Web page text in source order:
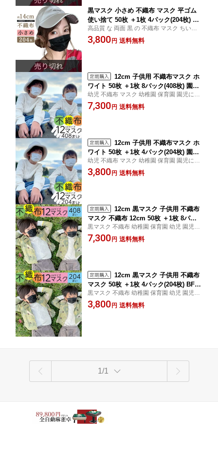
黒マスク 小さめ 不織布 マスク 平ゴム
使い捨て 50枚 ＋1枚 4パック(204枚) BF
E 99% 女性 【 送料無料 】 レディース
小顔 ブラック おしゃれ いつものマスク
高品質 な 両面 黒 の 不織布 マスク ちいさ
め 子供 から 大人 まで使える 小さめ サイズ
51枚 4パック(204枚)
3,800 円 送料無料
12cm 子供用 不織布マスク ホ
ワイト 50枚 ＋1枚 8パック(408枚) 園児
サイズ 子供 マスク 不織布 子供用マス
ク 使い捨て プレミアム品質 BFE99%
幼児 不織布 マスク 幼稚園 保育園 園児に最
適なサイズ スピーディに発送致します！3
歳から 51枚 8パック(408枚)
7,300 円 送料無料
12cm 子供用 不織布マスク ホ
ワイト 50枚 ＋1枚 4パック(204枚) 園児
サイズ 子供 マスク 不織布 子供用マス
ク 使い捨て プレミアム品質 BFE99%
幼児 不織布 マスク 幼稚園 保育園 園児に最
適なサイズ スピーディに発送致します！3
歳から 51枚 4パック(204枚)
3,800 円 送料無料
12cm 黒マスク 子供用 不織布
マスク 不織布 12cm 50枚 ＋1枚 8パッ
ク(408枚) BFE99% 子供 こども 幼児 【
送料無料 】 ブラック いつものマスク
黒マスク 不織布 幼稚園 保育園 幼児 園児に
最適なサイズ スピーディに発送致します！
3歳から 51枚 8パック(408枚)
7,300 円 送料無料
12cm 黒マスク 子供用 不織布
マスク 50枚 ＋1枚 4パック(204枚) BFE9
9% 不織布 子供 こども 幼児 【 送料無
料 】 ブラック いつものマスク 黒 マス
黒マスク 不織布 幼稚園 保育園 幼児 園児に
最適なサイズ スピーディに発送致します！
3歳から 51枚 4パック(204枚)
3,800 円 送料無料
1/1